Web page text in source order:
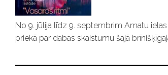
k
u
No 9. jūlija līdz 9. septembrim Amatu ielas
priekā par dabas skaistumu šajā